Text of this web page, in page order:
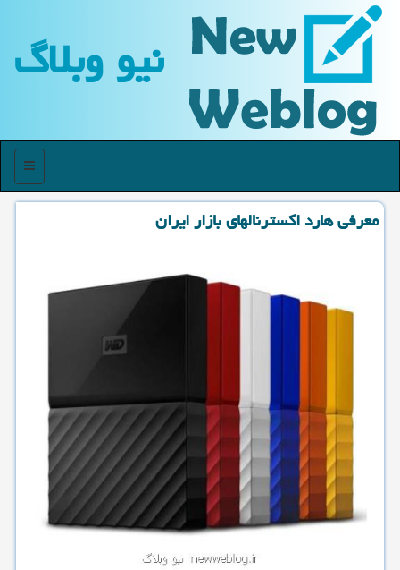
نیو وبلاگ
منو
معرفی هارد اكسترنالهای بازار ایران